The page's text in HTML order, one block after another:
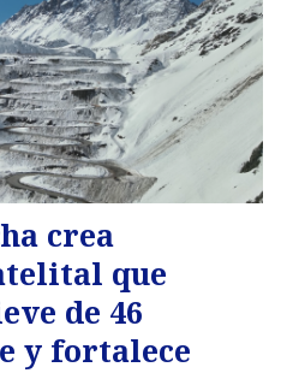
crea
que
de 46
y fortalece